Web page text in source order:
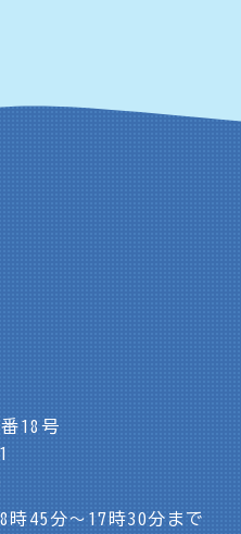
18号
45分～17時30分まで